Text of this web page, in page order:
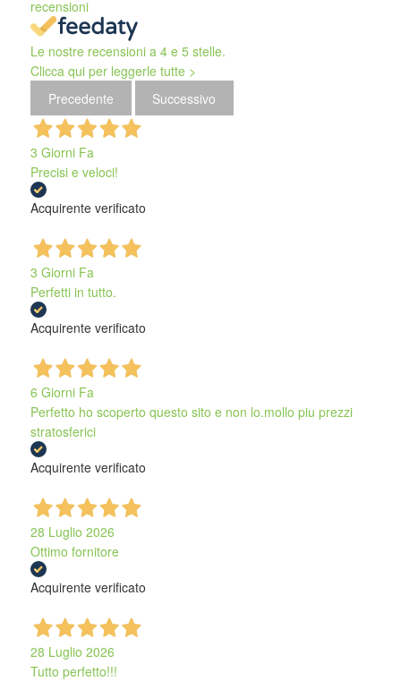
recensioni
Le nostre recensioni a 4 e 5 stelle.
Clicca qui per leggerle tutte >
Precedente
Successivo
3 Giorni Fa
Precisi e veloci!
Acquirente verificato
3 Giorni Fa
Perfetti in tutto.
Acquirente verificato
6 Giorni Fa
Perfetto ho scoperto questo sito e non lo.mollo piu prezzi
stratosferici
Acquirente verificato
28 Luglio 2026
Ottimo fornitore
Acquirente verificato
28 Luglio 2026
Tutto perfetto!!!